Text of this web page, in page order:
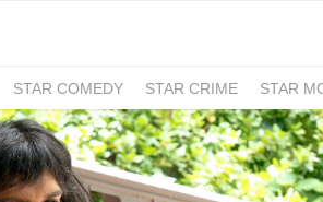
STAR COMEDY STAR CRIME STAR